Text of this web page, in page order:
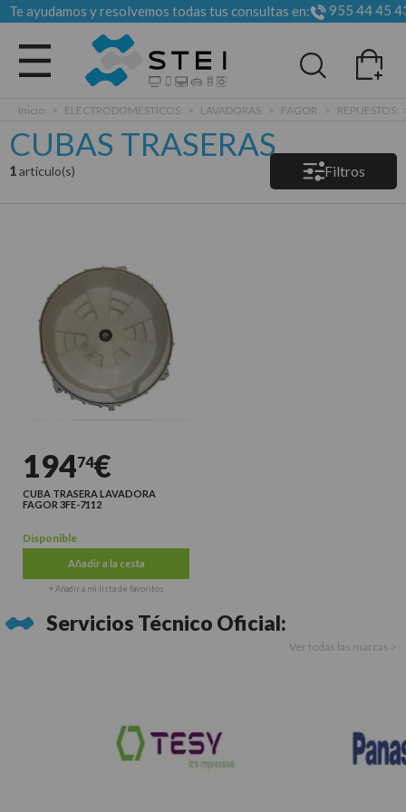
Te ayudamos y resolvemos todas tus consultas en: 955 44 45
Todas las categorias
Inicio > ELECTRODOMÉSTICOS > LAVADORAS > FAGOR > REPUESTOS
CUBAS TRASERAS
1articulo(s) Filtros
19474€
CUBA TRASERA LAVADORA
FAGOR 3FE-7112
Disponible
Añadir a la cesta
+ Añadir a mi lista de favoritos
Servicios Técnico Oficial:
Ver todas las marcas >